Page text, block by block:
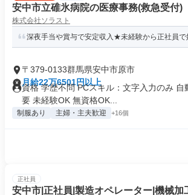
安中市立碓氷病院の医療事務(救急受付)
株式会社ソラスト
深夜手当や賞与で安定収入★未経験から正社員で
〒379-0133群馬県安中市原市
月給22万6501円以上
資格 学歴不問 PCスキル：文字入力のみ 自
要 未経験OK 無資格OK...
制服あり 主婦・主夫歓迎 +16個
正社員
安中市|正社員|製造オペレーター|機械加